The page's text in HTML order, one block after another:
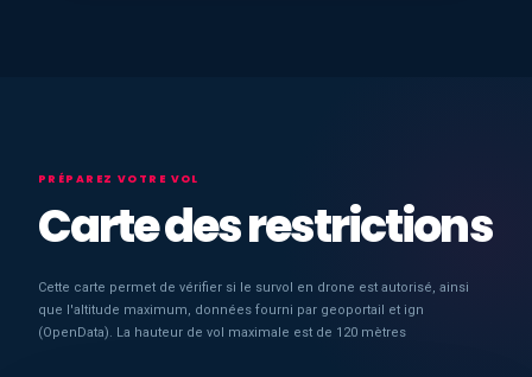
PRÉPAREZ VOTRE VOL
Carte des restrictions
Cette carte permet de vérifier si le survol en drone est autorisé, ainsi
que l'altitude maximum, données fourni par geoportail et ign
(OpenData). La hauteur de vol maximale est de 120 mètres